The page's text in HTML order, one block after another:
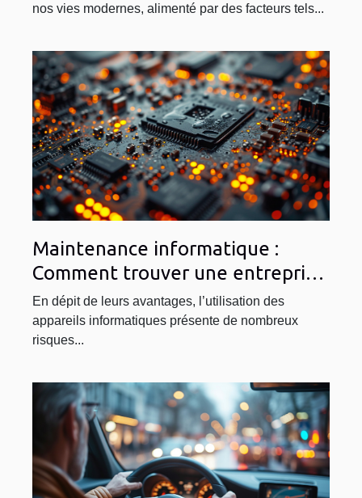
nos vies modernes, alimenté par des facteurs tels...
Maintenance informatique :
Comment trouver une entreprise
pour récupérer vos données ?
En dépit de leurs avantages, l’utilisation des
appareils informatiques présente de nombreux
risques...